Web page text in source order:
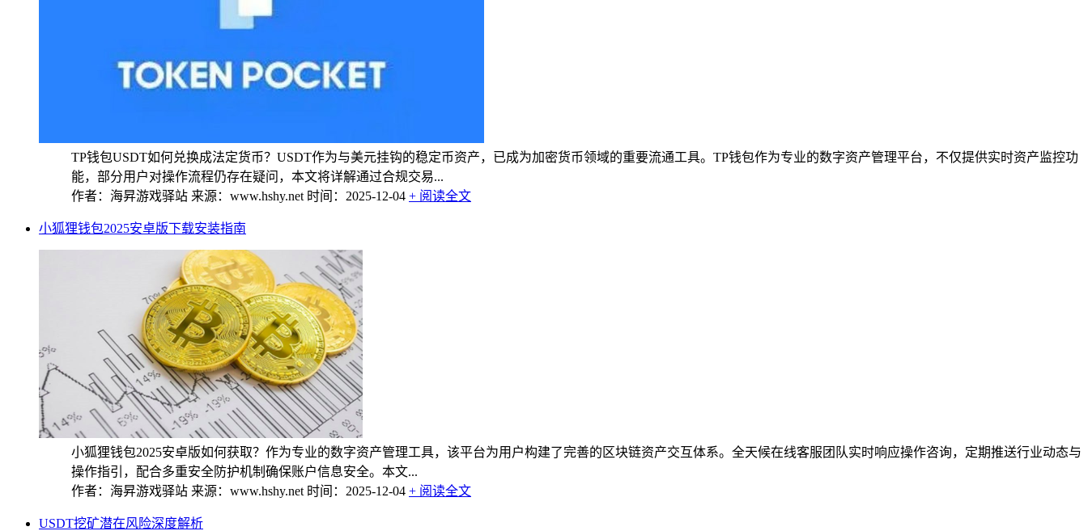
TP钱包USDT如何兑换成法定货币？USDT作为与美元挂钩的稳定币资产，已成为加密货币领域的重要流通工具。TP钱包作为专业的数字资产管理平台，不仅提供实时资产监控功
能，部分用户对操作流程仍存在疑问，本文将详解通过合规交易...
作者：海昇游戏驿站 来源：www.hshy.net 时间：2025-12-04 + 阅读全文
小狐狸钱包2025安卓版下载安装指南
小狐狸钱包2025安卓版如何获取？作为专业的数字资产管理工具，该平台为用户构建了完善的区块链资产交互体系。全天候在线客服团队实时响应操作咨询，定期推送行业动态与
操作指引，配合多重安全防护机制确保账户信息安全。本文...
作者：海昇游戏驿站 来源：www.hshy.net 时间：2025-12-04 + 阅读全文
USDT挖矿潜在风险深度解析